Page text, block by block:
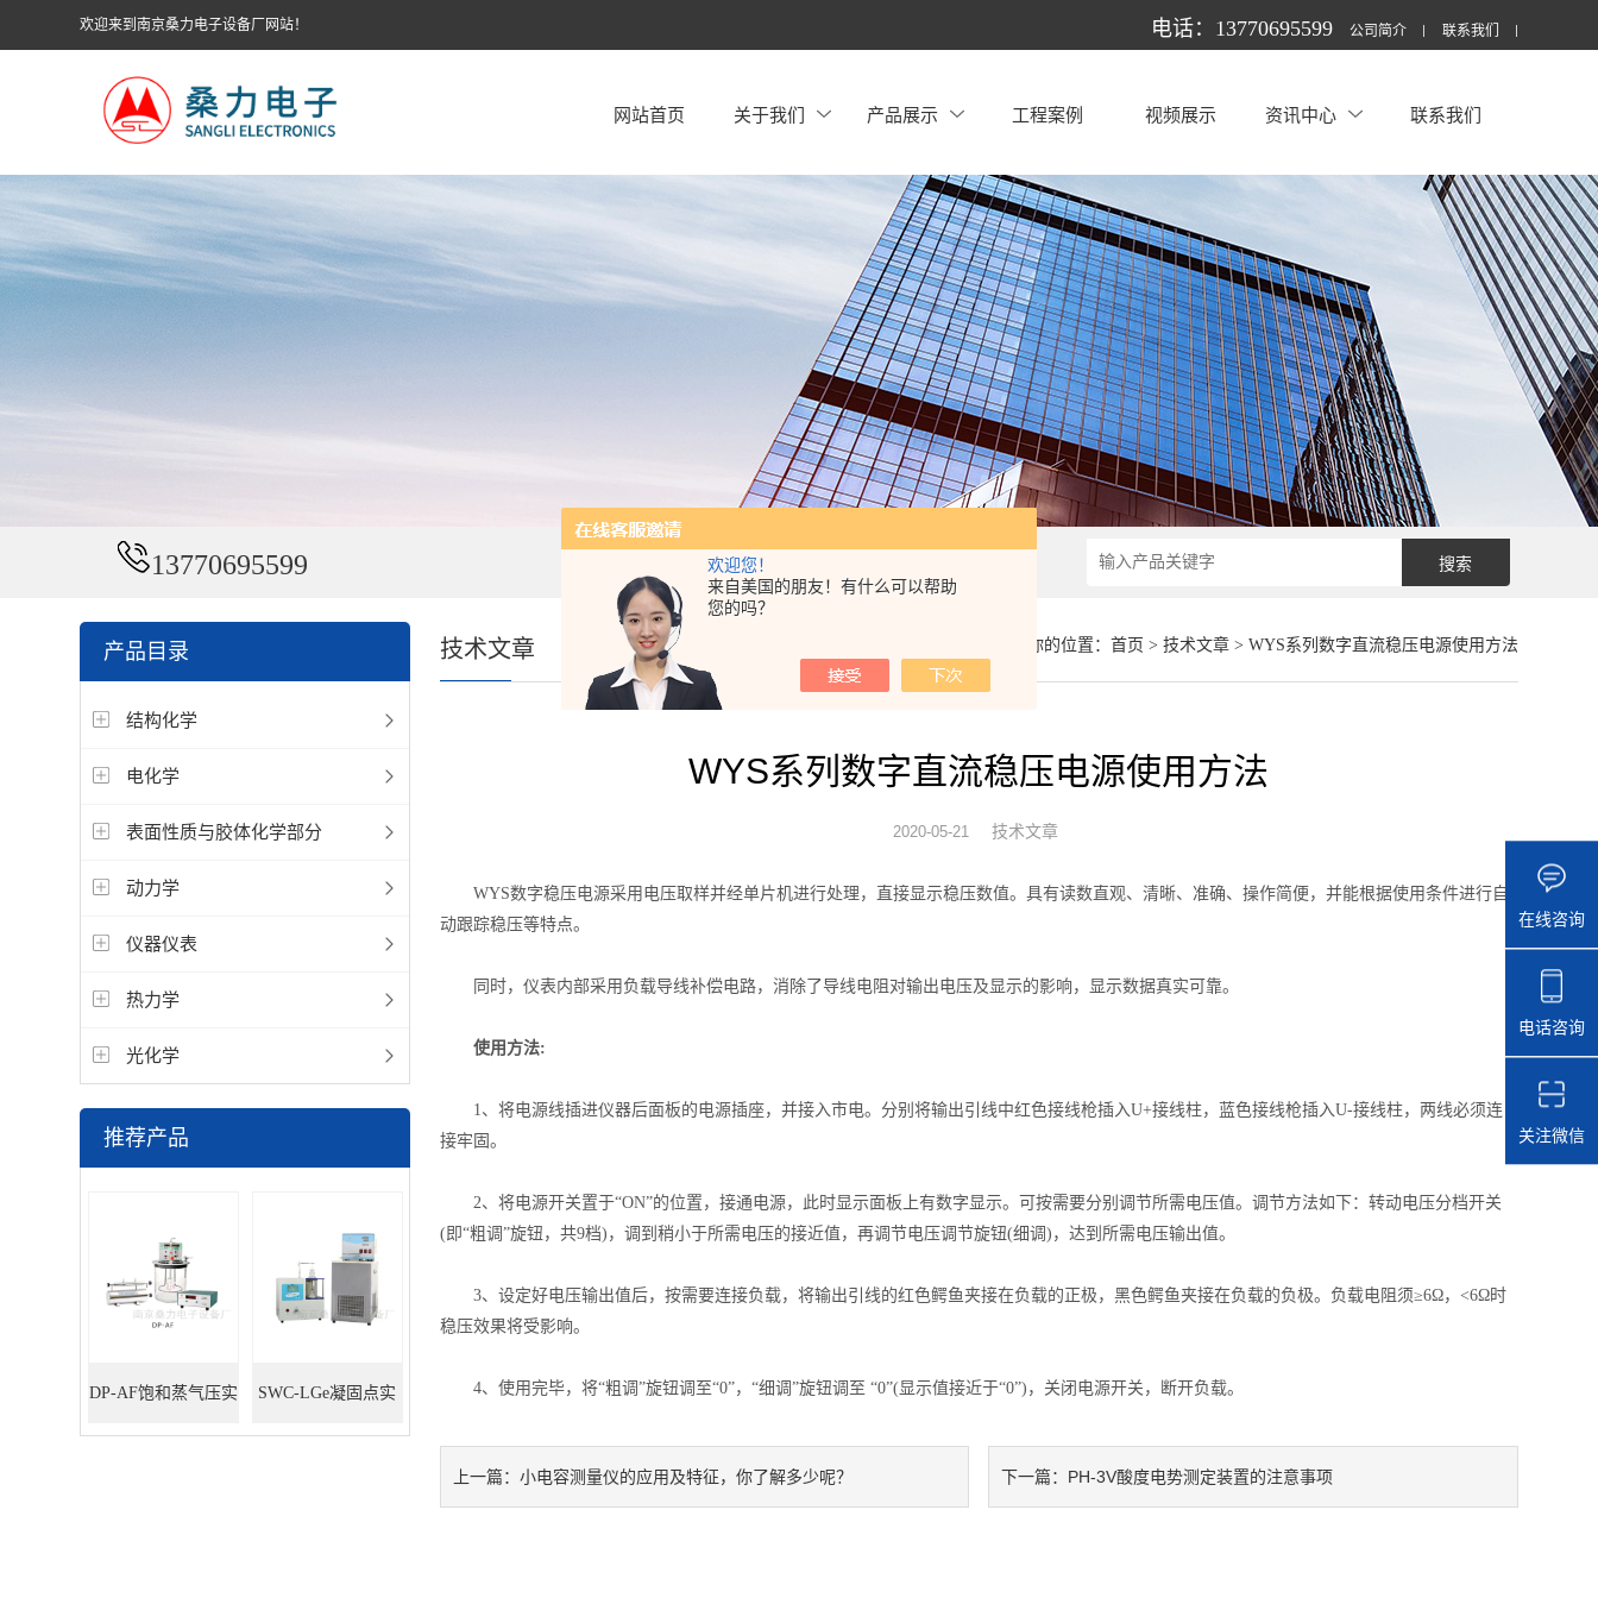
欢迎您！
来自美国的朋友！有什么可以帮助
您的吗？
欢迎来到南京桑力电子设备厂网站！ 电话：13770695599 公司简介 联系我们
网站首页 关于我们 产品展示 工程案例 视频展示 资讯中心 联系我们
13770695599
产品目录
结构化学
电化学
表面性质与胶体化学部分
动力学
仪器仪表
热力学
光化学
推荐产品
DP-AF饱和蒸气压实 SWC-LGe凝固点实
你的位置： 首页 > 技术文章> WYS系列数字直流稳压电源使用方法
技术文章
WYS系列数字直流稳压电源使用方法
2020-05-21 技术文章
WYS数字稳压电源采用电压取样并经单片机进行处理，直接显示稳压数值。具有读数直观、清晰、准确、操作简便，并能根据使用条件进行自
动跟踪稳压等特点。
同时，仪表内部采用负载导线补偿电路，消除了导线电阻对输出电压及显示的影响，显示数据真实可靠。
使用方法:
1、将电源线插进仪器后面板的电源插座，并接入市电。分别将输出引线中红色接线枪插入U+接线柱，蓝色接线枪插入U-接线柱，两线必须连
接牢固。
2、将电源开关置于“ON”的位置，接通电源，此时显示面板上有数字显示。可按需要分别调节所需电压值。调节方法如下：转动电压分档开关
(即“粗调”旋钮，共9档)，调到稍小于所需电压的接近值，再调节电压调节旋钮(细调)，达到所需电压输出值。
3、设定好电压输出值后，按需要连接负载，将输出引线的红色鳄鱼夹接在负载的正极，黑色鳄鱼夹接在负载的负极。负载电阻须≥6Ω，<6Ω时
稳压效果将受影响。
4、使用完毕，将“粗调”旋钮调至“0”，“细调”旋钮调至 “0”(显示值接近于“0”)，关闭电源开关，断开负载。
上一篇： 小电容测量仪的应用及特征，你了解多少呢？ 下一篇： PH-3V酸度电势测定装置的注意事项
在线咨询
电话咨询
关注微信